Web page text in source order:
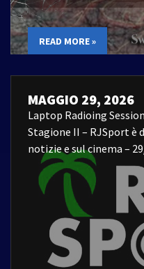
READ MORE »
MAGGIO 29, 2026
Laptop Radioing
Stagione II – RJSport è
notizie e sul cinema –